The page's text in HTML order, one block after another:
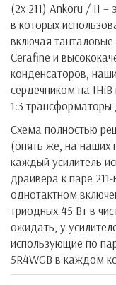
(2x 211) Ankoru / II –
в которых
включая
Cerafine и
конденсаторов,
сердечником на
1:3
Схема полностью
(опять же, на наших
каждый усилитель
драйвера к паре
однотактном
триодных 45 Вт в
ожидать, у
использующие по
5R4WGB в каждом